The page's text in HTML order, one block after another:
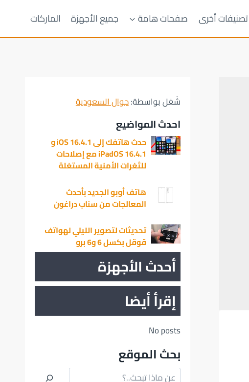
تصنيفات أخرى صفحات هامة جميع الأجهزة الماركات
شُغل بواسطة:جوال السعودية
احدث المواضيع
حدث هاتفك إلى iOS 16.4.1 و
iPadOS 16.4.1 مع إصلاحات
للثغرات الأمنية المستغلة
هاتف أوبو الجديد بأحدث
المعالجات من سناب دراغون
تحديثات لتصوير الليلي لهواتف
قوقل بكسل 6 و6 برو
أحدث الأجهزة
إقرأ أيضا
No posts
بحث الموقع
البحث